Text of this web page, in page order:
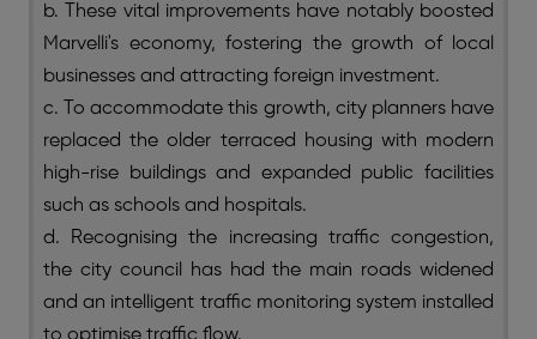
b. These vital improvements have notably boosted
Marvelli's economy, fostering the growth of local
businesses and attracting foreign investment.
c. To accommodate this growth, city planners have
replaced the older terraced housing with modern
high-rise buildings and expanded public facilities
such as schools and hospitals.
d. Recognising the increasing traffic congestion,
the city council has had the main roads widened
and an intelligent traffic monitoring system installed
to optimise traffic flow.